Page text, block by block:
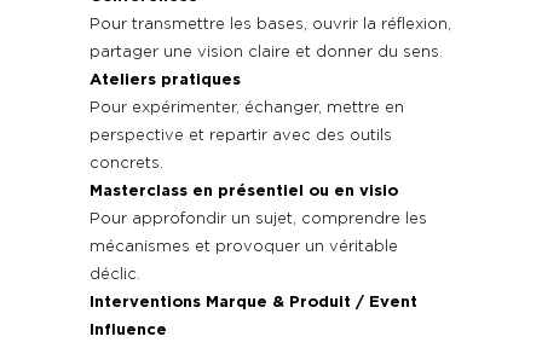
Pour transmettre les bases, ouvrir la réflexion,
partager une vision claire et donner du sens.
Ateliers pratiques
Pour expérimenter, échanger, mettre en
perspective et repartir avec des outils
concrets.
Masterclass en présentiel ou en visio
Pour approfondir un sujet, comprendre les
mécanismes et provoquer un véritable
déclic.
Interventions Marque & Produit / Event
Influence